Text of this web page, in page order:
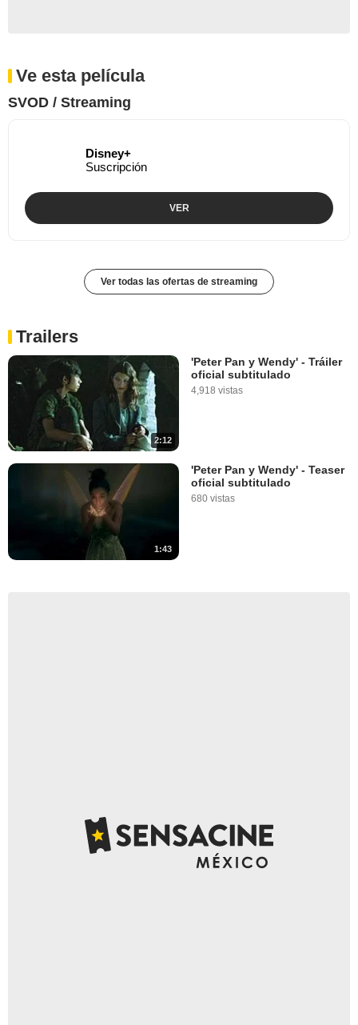
Ve esta película
SVOD / Streaming
Disney+
Suscripción
VER
Ver todas las ofertas de streaming
Trailers
2:12
'Peter Pan y Wendy' - Tráiler
oficial subtitulado
4,918 vistas
1:43
'Peter Pan y Wendy' - Teaser
oficial subtitulado
680 vistas